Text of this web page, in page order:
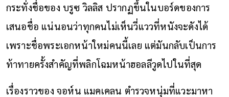
กระทั่งชื่อของ บรูซ วิลลิส ปรากฏขึ้นในบอร์ดของการ
เสนอชื่อ แน่นอนว่าทุกคนไม่เห็นวี่แววที่หนังจะดังได้
เพราะชื่อพระเอกหน้าใหม่คนนี้เลย แต่มันกลับเป็นการ
ท้าทายครั้งสำคัญที่พลิกโฉมหน้าฮอลลีวูดไปในที่สุด
เรื่องราวของ จอห์น แมคเคลน ตำรวจหนุ่มที่แวะมาหา